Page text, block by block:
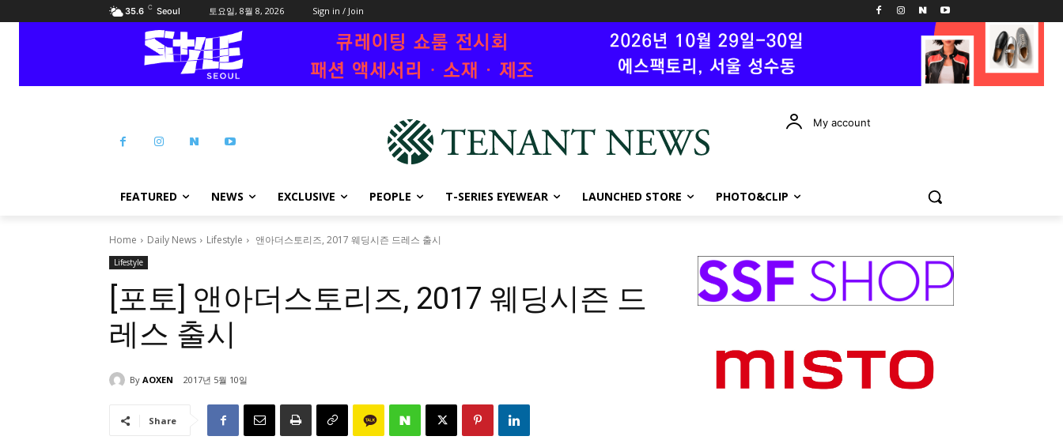
35.6 C Seoul 토요일, 8월 8, 2026 Sign in / Join
My account
FEATURED NEWS EXCLUSIVE PEOPLE T-SERIES EYEWEAR LAUNCHED STORE PHOTO&CLIP
Home Daily News Lifestyle 앤아더스토리즈, 2017 웨딩시즌 드레스 출시
Lifestyle
[포토] 앤아더스토리즈, 2017 웨딩시즌 드
레스 출시
By AOXEN 2017년 5월 10일
Share